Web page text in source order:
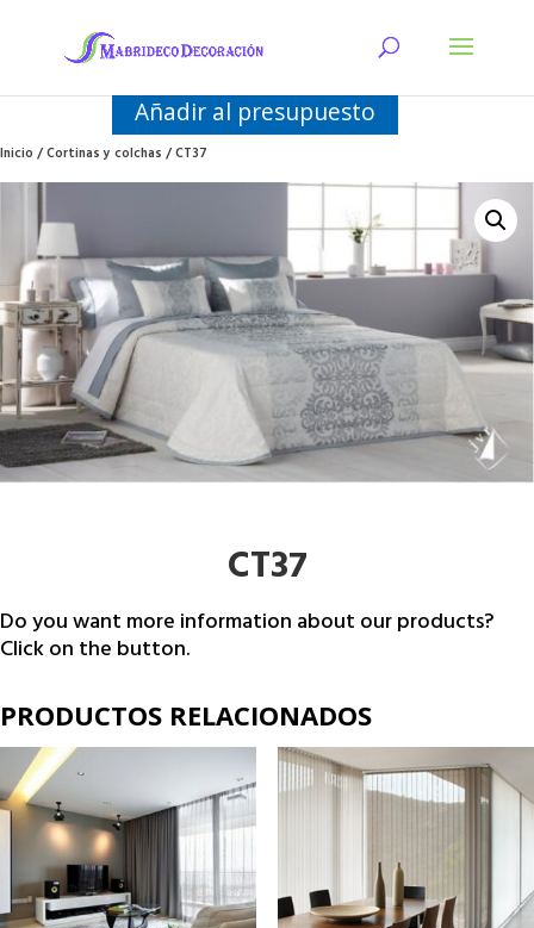
Añadir al presupuesto
Inicio/Cortinas y colchas/ CT37
CT37
Do you want more information about our products?
Click on the button.
PRODUCTOS RELACIONADOS